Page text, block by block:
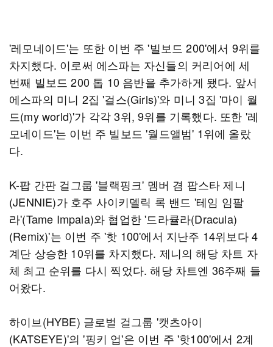
'레모네이드'는 또한 이번 주 '빌보드 200'에서 9위를
차지했다. 이로써 에스파는 자신들의 커리어에 세
번째 빌보드 200 톱 10 음반을 추가하게 됐다. 앞서
에스파의 미니 2집 '걸스(Girls)'와 미니 3집 '마이 월
드(my world)'가 각각 3위, 9위를 기록했다. 또한 '레
모네이드'는 이번 주 빌보드 '월드앨범' 1위에 올랐
다.
K-팝 간판 걸그룹 '블랙핑크' 멤버 겸 팝스타 제니
(JENNIE)가 호주 사이키델릭 록 밴드 '테임 임팔
라'(Tame Impala)와 협업한 '드라큘라(Dracula)
(Remix)'는 이번 주 '핫 100'에서 지난주 14위보다 4
계단 상승한 10위를 차지했다. 제니의 해당 차트 자
체 최고 순위를 다시 찍었다. 해당 차트엔 36주째 들
어왔다.
하이브(HYBE) 글로벌 걸그룹 '캣츠아이
(KATSEYE)'의 '핑키 업'은 이번 주 '핫100'에서 2계